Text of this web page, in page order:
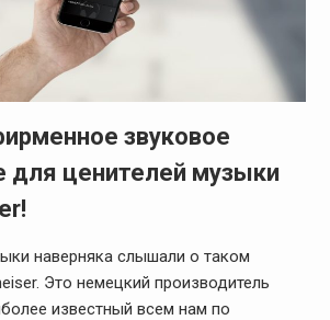
звуковое
для ценителей музыки
наверняка слышали о таком
Это немецкий производитель
известный всем нам по